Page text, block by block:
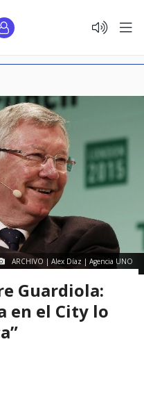
ARCHIVO | Alex Díaz | Agencia UNO
Guardiola:
en el City lo